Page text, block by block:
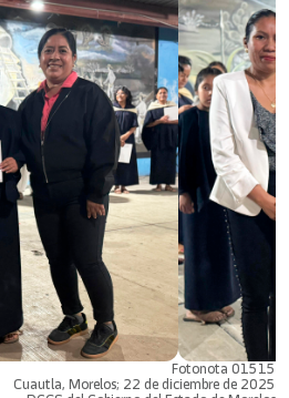
Fotonota 01515
Cuautla, Morelos; 22 de diciembre de 2025